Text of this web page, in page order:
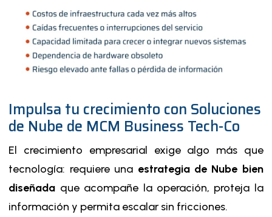
Impulsa tu crecimiento con Soluciones
de Nube de MCM Business Tech-Co
El crecimiento empresarial exige algo más que
tecnología: requiere una estrategia de Nube bien
diseñada que acompañe la operación, proteja la
información y permita escalar sin fricciones.